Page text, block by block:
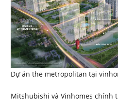
Dự án the metropolitan tại
Mitshubishi và Vinhomes chính